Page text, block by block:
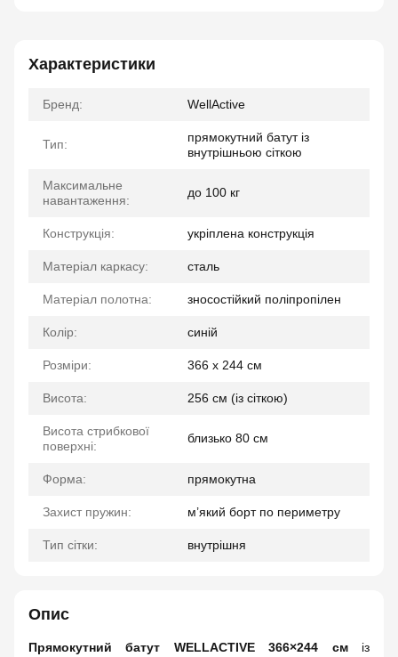
Характеристики
Бренд: WellActive
Тип:
прямокутний батут із
внутрішньою сіткою
Максимальне
навантаження:
до 100 кг
Конструкція: укріплена конструкція
Матеріал каркасу: сталь
Матеріал полотна: зносостійкий поліпропілен
Колір: синій
Розміри: 366 х 244 см
Висота: 256 см (із сіткою)
Висота стрибкової
поверхні:
близько 80 см
Форма: прямокутна
Захист пружин: м’який борт по периметру
Тип сітки: внутрішня
Опис
Прямокутний батут WELLACTIVE 366×244 сміз